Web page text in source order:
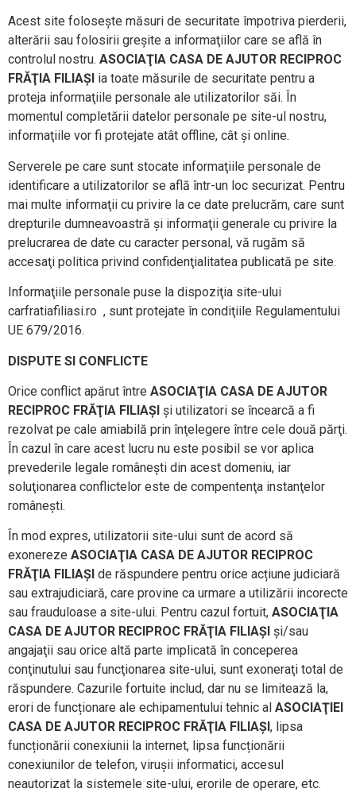
Acest site foloseşte măsuri de securitate împotriva pierderii,
alterării sau folosirii greşite a informaţiilor care se află în
controlul nostru. ASOCIAŢIA CASA DE AJUTOR RECIPROC
FRĂŢIA FILIAŞI ia toate măsurile de securitate pentru a
proteja informaţiile personale ale utilizatorilor săi. În
momentul completării datelor personale pe site-ul nostru,
informaţiile vor fi protejate atât offline, cât şi online.
Serverele pe care sunt stocate informaţiile personale de
identificare a utilizatorilor se află într-un loc securizat. Pentru
mai multe informaţii cu privire la ce date prelucrăm, care sunt
drepturile dumneavoastră şi informaţii generale cu privire la
prelucrarea de date cu caracter personal, vă rugăm să
accesaţi politica privind confidenţialitatea publicată pe site.
Informaţiile personale puse la dispoziţia site-ului
carfratiafiliasi.ro , sunt protejate în condiţiile Regulamentului
UE 679/2016.
DISPUTE SI CONFLICTE
Orice conflict apărut între ASOCIAŢIA CASA DE AJUTOR
RECIPROC FRĂŢIA FILIAŞI şi utilizatori se încearcă a fi
rezolvat pe cale amiabilă prin înţelegere între cele două părţi.
În cazul în care acest lucru nu este posibil se vor aplica
prevederile legale româneşti din acest domeniu, iar
soluţionarea conflictelor este de compentenţa instanţelor
româneşti.
În mod expres, utilizatorii site-ului sunt de acord să
exonereze ASOCIAŢIA CASA DE AJUTOR RECIPROC
FRĂŢIA FILIAŞI de răspundere pentru orice acțiune judiciară
sau extrajudiciară, care provine ca urmare a utilizării incorecte
sau frauduloase a site-ului. Pentru cazul fortuit, ASOCIAŢIA
CASA DE AJUTOR RECIPROC FRĂŢIA FILIAŞI și/sau
angajaţii sau orice altă parte implicată în conceperea
conţinutului sau funcţionarea site-ului, sunt exoneraţi total de
răspundere. Cazurile fortuite includ, dar nu se limitează la,
erori de funcționare ale echipamentului tehnic al ASOCIAŢIEI
CASA DE AJUTOR RECIPROC FRĂŢIA FILIAŞI , lipsa
funcționării conexiunii la internet, lipsa funcționării
conexiunilor de telefon, virușii informatici, accesul
neautorizat la sistemele site-ului, erorile de operare, etc.